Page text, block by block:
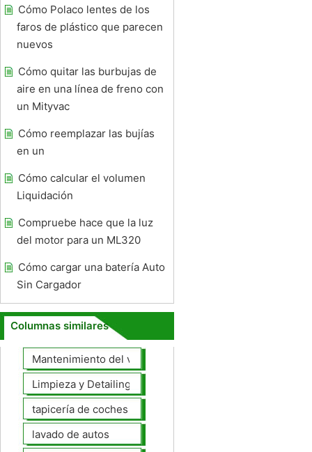
Cómo Polaco lentes de los
faros de plástico que parecen
nuevos
Cómo quitar las burbujas de
aire en una línea de freno con
un Mityvac
Cómo reemplazar las bujías
en un
Cómo calcular el volumen
Liquidación
Compruebe hace que la luz
del motor para un ML320
Cómo cargar una batería Auto
Sin Cargador
Columnas similares
Mantenimiento del vehículo
Limpieza y Detailing
tapicería de coches
lavado de autos